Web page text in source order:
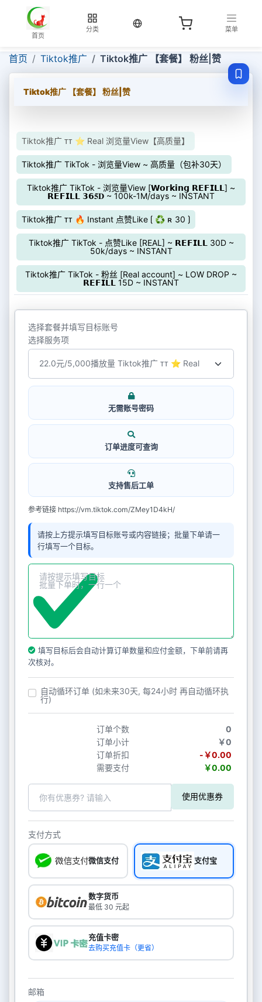
首页
分类
当前语言：中文
菜单
首页 Tiktok推广 Tiktok推广 【套餐】 粉丝|赞
Tiktok推广 【套餐】 粉丝|赞
Tiktok推广 ᴛᴛ ⭐ Real 浏览量View【高质量】
Tiktok推广 TikTok - 浏览量View ~ 高质量（包补30天）
Tiktok推广 TikTok - 浏览量View [𝗪𝗼𝗿𝗸𝗶𝗻𝗴 𝗥𝗘𝗙𝗜𝗟𝗟] ~
𝗥𝗘𝗙𝗜𝗟𝗟 𝟯𝟲𝟓𝐃 ~ 100k-1M/days ~ INSTANT
Tiktok推广 ᴛᴛ 🔥 Instant 点赞Like ⟮ ♻ ʀ 30 ⟯
Tiktok推广 TikTok - 点赞Like [REAL] ~ 𝗥𝗘𝗙𝗜𝗟𝗟 30D ~
50k/days ~ INSTANT
Tiktok推广 TikTok - 粉丝 [Real account] ~ LOW DROP ~
𝗥𝗘𝗙𝗜𝗟𝗟 15D ~ INSTANT
选择套餐并填写目标账号
选择服务项
无需账号密码
订单进度可查询
支持售后工单
参考链接 https://vm.tiktok.com/ZMey1D4kH/
请按上方提示填写目标账号或内容链接；批量下单请一
行填写一个目标。
填写目标后会自动计算订单数量和应付金额，下单前请再
次核对。
自动循环订单 (如未来30天, 每24小时 再自动循环执
行)
订单个数
0
订单小计
￥0
订单折扣
-￥0.00
需要支付
￥0.00
使用优惠券
支付方式
微信支付 支付宝
数字货币
最低 30 元起
充值卡密
去购买充值卡（更省）
邮箱